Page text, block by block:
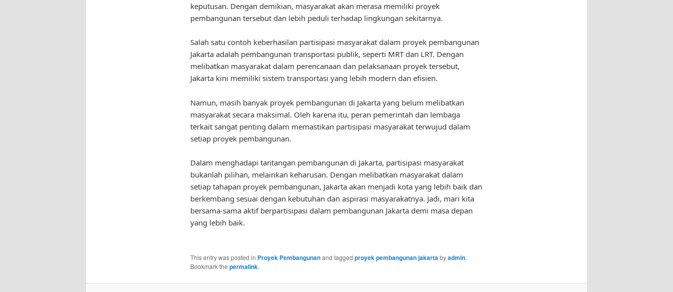
keputusan. Dengan demikian, masyarakat akan merasa memiliki proyek
pembangunan tersebut dan lebih peduli terhadap lingkungan sekitarnya.
Salah satu contoh keberhasilan partisipasi masyarakat dalam proyek pembangunan
Jakarta adalah pembangunan transportasi publik, seperti MRT dan LRT. Dengan
melibatkan masyarakat dalam perencanaan dan pelaksanaan proyek tersebut,
Jakarta kini memiliki sistem transportasi yang lebih modern dan efisien.
Namun, masih banyak proyek pembangunan di Jakarta yang belum melibatkan
masyarakat secara maksimal. Oleh karena itu, peran pemerintah dan lembaga
terkait sangat penting dalam memastikan partisipasi masyarakat terwujud dalam
setiap proyek pembangunan.
Dalam menghadapi tantangan pembangunan di Jakarta, partisipasi masyarakat
bukanlah pilihan, melainkan keharusan. Dengan melibatkan masyarakat dalam
setiap tahapan proyek pembangunan, Jakarta akan menjadi kota yang lebih baik dan
berkembang sesuai dengan kebutuhan dan aspirasi masyarakatnya. Jadi, mari kita
bersama-sama aktif berpartisipasi dalam pembangunan Jakarta demi masa depan
yang lebih baik.
This entry was posted in Proyek Pembangunanand tagged proyek pembangunan jakarta byadmin.
Bookmark the permalink.